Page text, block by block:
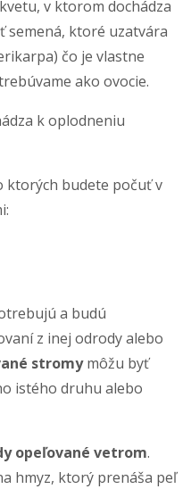
v ktorom dochádza
semená, ktoré uzatvára
čo je vlastne
ako ovocie.
k oplodneniu
ktorých budete počuť v
a budú
z inej odrody alebo
stromymôžu byť
istého druhu alebo
opeľované vetrom.
hmyz, ktorý prenáša peľ